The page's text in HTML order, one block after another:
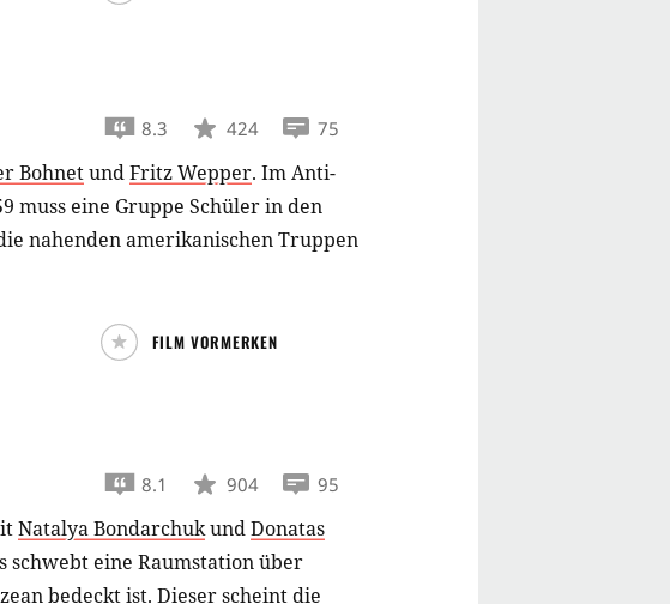
8.3 424 75
BohnetundFritz Wepper. Im Anti-
muss eine Gruppe Schüler in den
nahenden amerikanischen Truppen
FILM VORMERKEN
8.1 904 95
Natalya BondarchukundDonatas
schwebt eine Raumstation über
bedeckt ist. Dieser scheint die